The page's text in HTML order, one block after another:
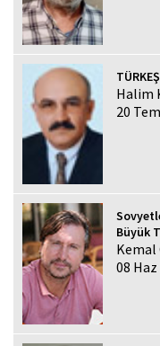
Halim
20
Büyük
Kemal
08 Haz